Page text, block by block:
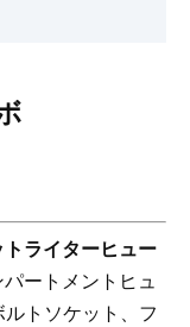
ライターヒュー
ートメントヒュ
トソケット、フ